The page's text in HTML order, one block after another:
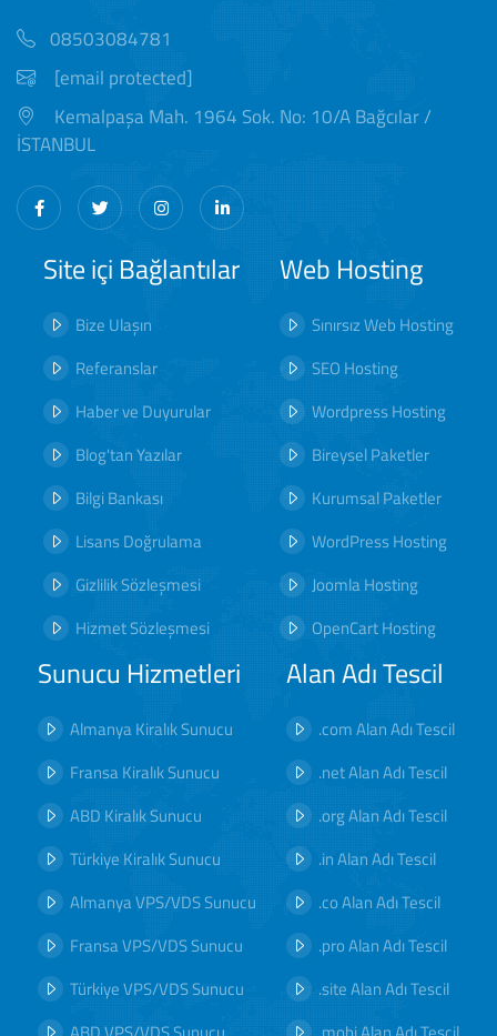
08503084781
[email protected]
Kemalpaşa Mah. 1964 Sok. No: 10/A Bağcılar /
İSTANBUL
Site içi Bağlantılar
Bize Ulaşın
Referanslar
Haber ve Duyurular
Blog'tan Yazılar
Bilgi Bankası
Lisans Doğrulama
Gizlilik Sözleşmesi
Hizmet Sözleşmesi
Web Hosting
Sınırsız Web Hosting
SEO Hosting
Wordpress Hosting
Bireysel Paketler
Kurumsal Paketler
WordPress Hosting
Joomla Hosting
OpenCart Hosting
Sunucu Hizmetleri
Almanya Kiralık Sunucu
Fransa Kiralık Sunucu
ABD Kiralık Sunucu
Türkiye Kiralık Sunucu
Almanya VPS/VDS Sunucu
Fransa VPS/VDS Sunucu
Türkiye VPS/VDS Sunucu
Alan Adı Tescil
.com Alan Adı Tescil
.net Alan Adı Tescil
.org Alan Adı Tescil
.in Alan Adı Tescil
.co Alan Adı Tescil
.pro Alan Adı Tescil
.site Alan Adı Tescil